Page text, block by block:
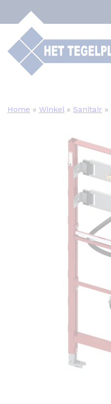
Home » Winkel » Sanitair »